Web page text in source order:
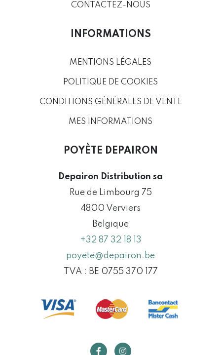
CONTACTEZ-NOUS
INFORMATIONS
MENTIONS LÉGALES
POLITIQUE DE COOKIES
CONDITIONS GÉNÉRALES DE VENTE
MES INFORMATIONS
POYÈTE DEPAIRON
Depairon Distribution sa
Rue de Limbourg 75
4800 Verviers
Belgique
+32 87 32 18 13
poyete@depairon.be
TVA : BE 0755 370 177